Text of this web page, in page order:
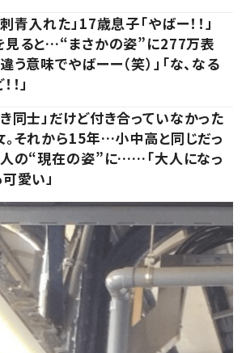
青入れた」17歳息子「やばー！！」
見ると…“まさかの姿”に277万表
う意味でやばーー（笑）」「な、なる
！」
き同士」だけど付き合っていなかった
。それから15年…小中高と同じだっ
の“現在の姿”に……「大人になっ
愛い」